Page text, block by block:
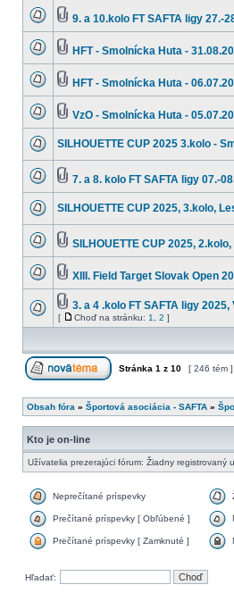
9. a 10.kolo FT SAFTA ligy 27.-
HFT - Smolnícka Huta -
HFT - Smolnícka Huta -
VzO - Smolnícka Huta -
SILHOUETTE CUP 2025 3.kolo -
7. a 8. kolo FT SAFTA ligy 07.-
SILHOUETTE CUP 2025, 3.kolo,
SILHOUETTE CUP 2025,
XIII. Field Target Slovak Open
3. a 4 .kolo FT SAFTA ligy
[ Choď na stránku: 1 2 ]
Stránka 1 z 10 [ 246 tém ]
Obsah fóra » Športová asociácia - SAFTA »
Kto je on-line
Užívatelia prezerajúci fórum: Žiadny
Neprečítané príspevky
Prečítané príspevky [ Obľúbené ]
Prečítané príspevky [ Zamknuté ]
Hľadať: